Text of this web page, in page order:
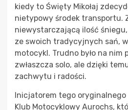
kiedy to Święty Mikołaj
nietypowy środek transportu.
niewystarczającą ilość
ze swoich tradycyjnych sań,
motocykl. Trudno było na nim
zwłaszcza solo, ale dzięki
zachwytu i radości.
Inicjatorem tego oryginalnego
Klub Motocyklowy Aurochs,